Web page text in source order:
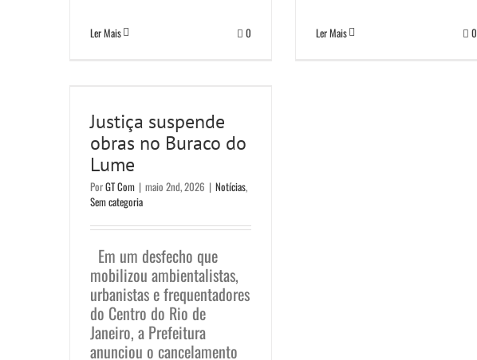
Ler Mais 0 Ler Mais 0
Lume
Notícias Sem categoria
Justiça suspende
obras no Buraco do
Lume
PorGT Com | maio 2nd, 2026 | Notícias,
Sem categoria
Em um desfecho que
mobilizou ambientalistas,
urbanistas e frequentadores
do Centro do Rio de
Janeiro, a Prefeitura
anunciou o cancelamento